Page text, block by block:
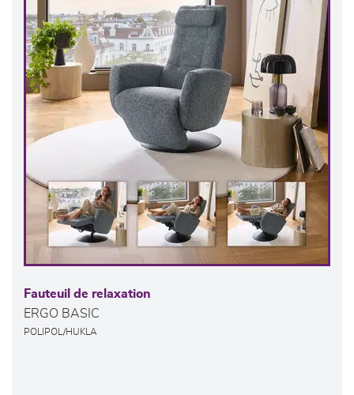
Fauteuil de relaxation
ERGO BASIC
POLIPOL/HUKLA